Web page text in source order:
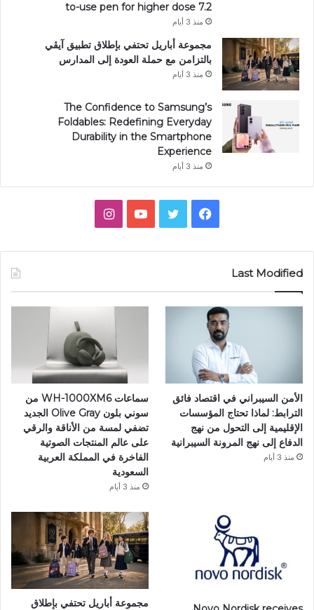
to-use pen for higher dose 7.2
منذ 3 أيام
مجموعة أباريل تحتفي بإطلاق تطبيق آيڤي
بالتزامن مع حملة العودة إلى المدارس
منذ 3 أيام
The Confidence to Samsung’s
Foldables: Redefining Everyday
Durability in the Smartphone
Experience
منذ 3 أيام
فيسبوك تويتر يوتيوبانستقرام
Last Modified
الأمن السيبراني في اقتصاد فائق
الترابط: لماذا تحتاج المؤسسات
الإقليمية إلى التحول من نهج
الدفاع إلى نهج المرونة السيبرانية
منذ 3 أيام
سماعات WH-1000XM6 من
سوني بلون Olive Gray الجديد
تضفي لمسة من الأناقة والرقي
على عالم المنتجات الصوتية
الفاخرة في المملكة العربية
السعودية
منذ 3 أيام
مجموعة أباريل تحتفي بإطلاق